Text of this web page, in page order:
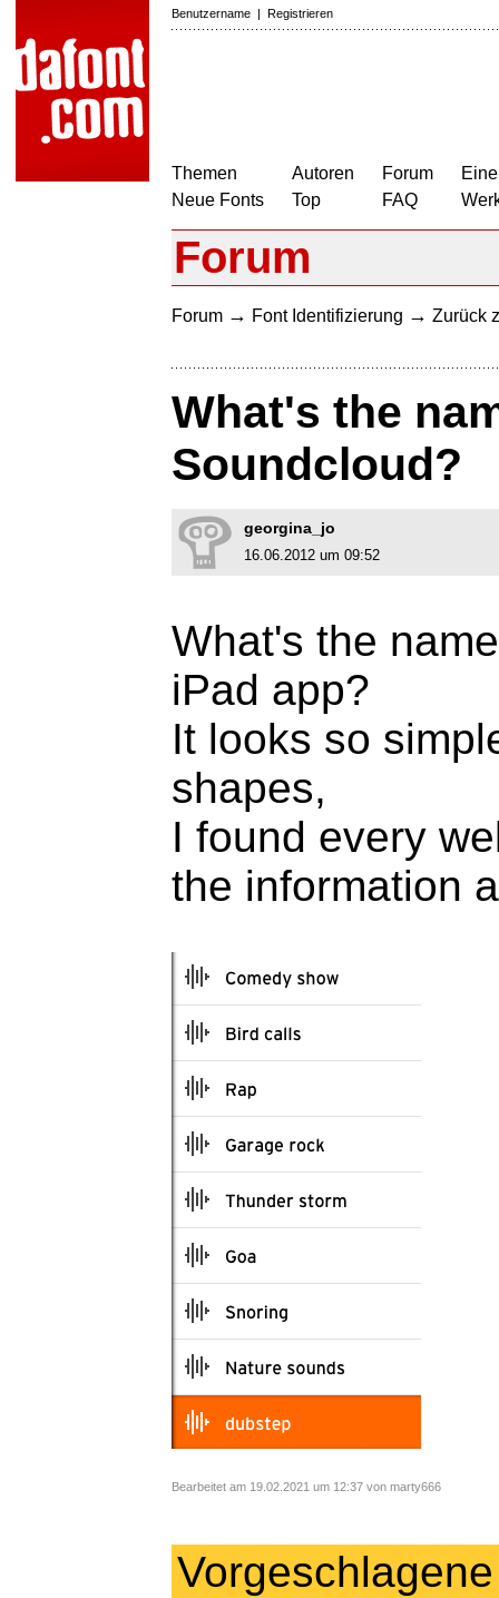
Benutzername | Registrieren
Themen
Neue Fonts
Autoren
Top
Forum
FAQ
Forum
Forum → Font Identifizierung → Zurück
What's the
Soundcloud?
georgina_jo
16.06.2012 um 09:52
What's the
iPad app?
It looks so
shapes,
I found every
the information
Bearbeitet am 19.02.2021 um 12:37 von marty666